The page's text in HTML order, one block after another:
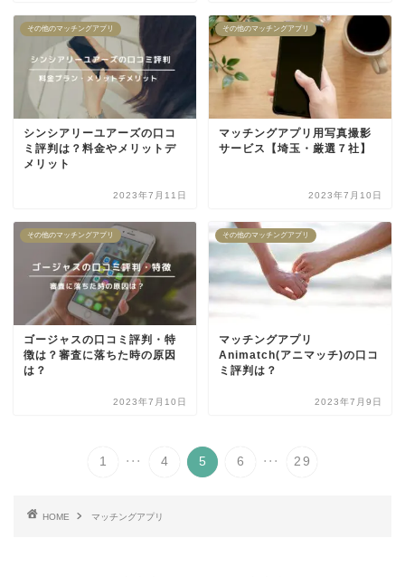
その他のマッチングアプリ
シンシアリーユアーズの口コ
ミ評判は？料金やメリットデ
メリット
2023年7月11日
その他のマッチングアプリ
マッチングアプリ用写真撮影
サービス【埼玉・厳選７社】
2023年7月10日
その他のマッチングアプリ
ゴージャスの口コミ評判・特
徴は？審査に落ちた時の原因
は？
2023年7月10日
その他のマッチングアプリ
マッチングアプリ
Animatch(アニマッチ)の口コ
ミ評判は？
2023年7月9日
1 ... 4 5 6 ... 29
HOME マッチングアプリ